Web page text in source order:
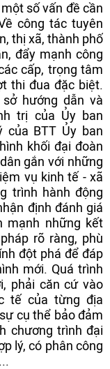
số vấn đề cần
công tác tuyên
thị xã, thành phố
đẩy mạnh công
cấp, trọng tâm
thi đua đặc biệt.
hướng dẫn và
trị của Ủy ban
của BTT Ủy ban
khối đại đoàn
gắn với những
vụ kinh tế - xã
trình hành động
định đánh giá
mạnh những kết
rõ ràng, phù
đột phá để đáp
mới. Quá trình
phải căn cứ vào
tế của từng địa
cụ thể bảo đảm
chương trình đại
lý, có phân công